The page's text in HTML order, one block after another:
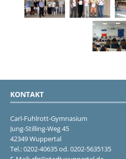
KONTAKT
Carl-Fuhlrott-Gymnasium
Jung-Stilling-Weg 45
42349 Wuppertal
Tel.: 0202-40635 od. 0202-5635135